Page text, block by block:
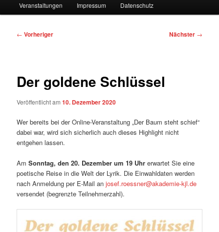
Veranstaltungen Impressum Datenschutz
Beitragsnavigation
← Vorheriger Nächster →
Der goldene Schlüssel
Veröffentlicht am10. Dezember 2020
Wer bereits bei der Online-Veranstaltung „Der Baum steht schief“
dabei war, wird sich sicherlich auch dieses Highlight nicht
entgehen lassen.
AmSonntag, den 20. Dezember um 19 Uhr erwartet Sie eine
poetische Reise in die Welt der Lyrik. Die Einwahldaten werden
nach Anmeldung per E-Mail anjosef.roessner@akademie-kjl.de
versendet (begrenzte Teilnehmerzahl).